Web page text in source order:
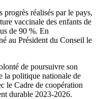
réalisés par le pays,
vaccinale des enfants de
de 90 %. En
au Président du Conseil le
de poursuivre son
la politique nationale de
le Cadre de coopération
durable 2023-2026.